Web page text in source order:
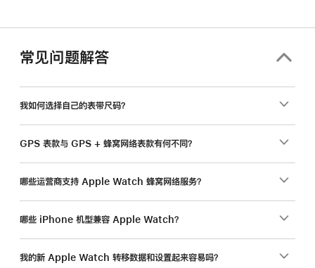
常见问题解答
我如何选择自己的表带尺码？
GPS 表款与 GPS + 蜂窝网络表款有何不同？
哪些运营商支持 Apple Watch 蜂窝网络服务？
哪些 iPhone 机型兼容 Apple Watch？
我的新 Apple Watch 转移数据和设置起来容易吗？